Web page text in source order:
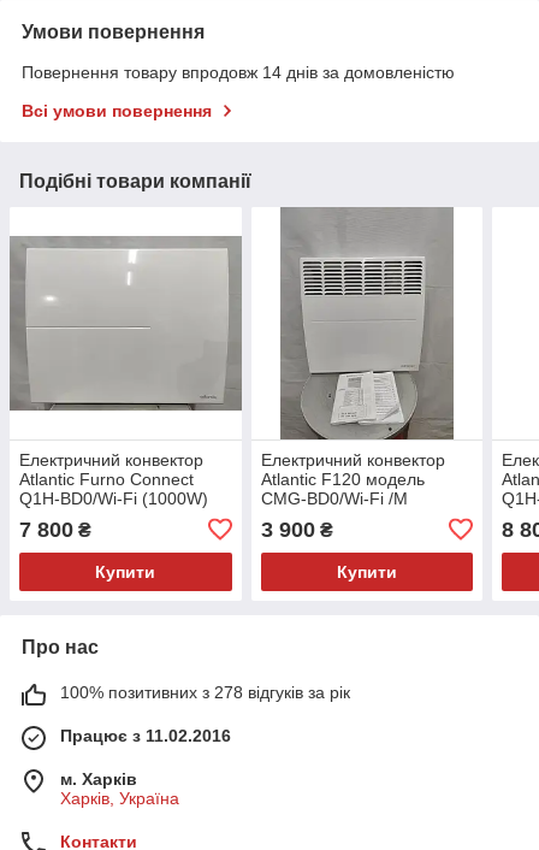
Умови повернення
Повернення товару впродовж 14 днів за домовленістю
Всі умови повернення
Подібні товари компанії
Електричний конвектор
Atlantic Furno Connect
Q1H-BD0/Wi-Fi (1000W)
7 800 ₴
Купити
Електричний конвектор
Atlantic F120 модель
CMG-BD0/Wi-Fi /M
3 900₴
Купити
8
Про нас
100% позитивних з 278 відгуків за рік
Працює з 11.02.2016
м. Харків
Харків, Україна
Контакти